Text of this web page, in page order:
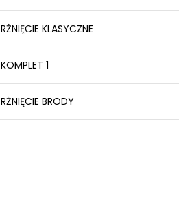
RŻNIĘCIE KLASYCZNE
KOMPLET 1
RŻNIĘCIE BRODY